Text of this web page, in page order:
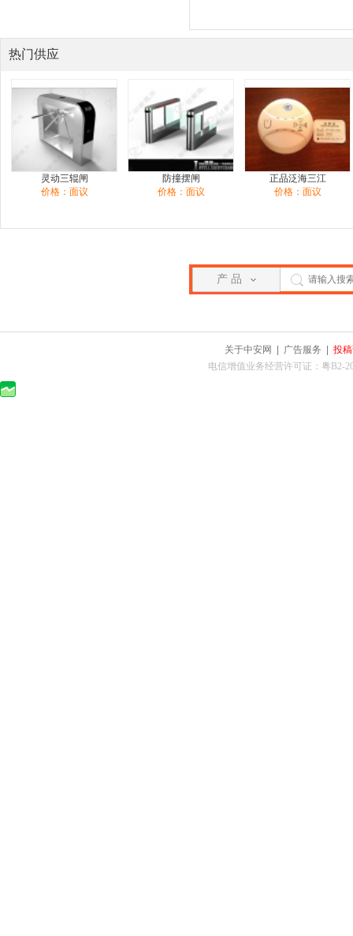
热门供应
灵动三辊闸
价格：面议
防撞摆闸
价格：面议
正品泛海三江
价格：面议
产 品
关于中安网 广告服务
投
电信增值业务经营许可证：粤